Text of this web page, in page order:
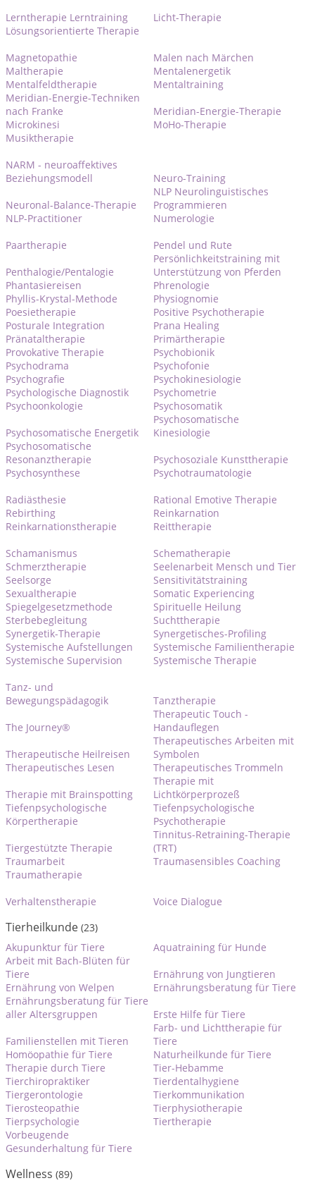
Lerntherapie Lerntraining
Licht-Therapie
Lösungsorientierte Therapie
Magnetopathie
Malen nach Märchen
Maltherapie
Mentalenergetik
Mentalfeldtherapie
Mentaltraining
Meridian-Energie-Techniken
nach Franke
Meridian-Energie-Therapie
Microkinesi
MoHo-Therapie
Musiktherapie
NARM - neuroaffektives
Beziehungsmodell
Neuro-Training
Neuronal-Balance-Therapie
NLP Neurolinguistisches
Programmieren
NLP-Practitioner
Numerologie
Paartherapie
Pendel und Rute
Penthalogie/Pentalogie
Persönlichkeitstraining mit
Unterstützung von Pferden
Phantasiereisen
Phrenologie
Phyllis-Krystal-Methode
Physiognomie
Poesietherapie
Positive Psychotherapie
Posturale Integration
Prana Healing
Pränataltherapie
Primärtherapie
Provokative Therapie
Psychobionik
Psychodrama
Psychofonie
Psychografie
Psychokinesiologie
Psychologische Diagnostik
Psychometrie
Psychoonkologie
Psychosomatik
Psychosomatische Energetik
Psychosomatische
Kinesiologie
Psychosomatische
Resonanztherapie
Psychosoziale Kunsttherapie
Psychosynthese
Psychotraumatologie
Radiästhesie
Rational Emotive Therapie
Rebirthing
Reinkarnation
Reinkarnationstherapie
Reittherapie
Schamanismus
Schematherapie
Schmerztherapie
Seelenarbeit Mensch und Tier
Seelsorge
Sensitivitätstraining
Sexualtherapie
Somatic Experiencing
Spiegelgesetzmethode
Spirituelle Heilung
Sterbebegleitung
Suchttherapie
Synergetik-Therapie
Synergetisches-Profiling
Systemische Aufstellungen
Systemische Familientherapie
Systemische Supervision
Systemische Therapie
Tanz- und
Bewegungspädagogik
Tanztherapie
The Journey®
Therapeutic Touch -
Handauflegen
Therapeutische Heilreisen
Therapeutisches Arbeiten mit
Symbolen
Therapeutisches Lesen
Therapeutisches Trommeln
Therapie mit Brainspotting
Therapie mit
Lichtkörperprozeß
Tiefenpsychologische
Körpertherapie
Tiefenpsychologische
Psychotherapie
Tiergestützte Therapie
Tinnitus-Retraining-Therapie
(TRT)
Traumarbeit
Traumasensibles Coaching
Traumatherapie
Verhaltenstherapie
Voice Dialogue
Tierheilkunde (23)
Akupunktur für Tiere
Aquatraining für Hunde
Arbeit mit Bach-Blüten für
Tiere
Ernährung von Jungtieren
Ernährung von Welpen
Ernährungsberatung für Tiere
Ernährungsberatung für Tiere
aller Altersgruppen
Erste Hilfe für Tiere
Familienstellen mit Tieren
Farb- und Lichttherapie für
Tiere
Homöopathie für Tiere
Naturheilkunde für Tiere
Therapie durch Tiere
Tier-Hebamme
Tierchiropraktiker
Tierdentalhygiene
Tiergerontologie
Tierkommunikation
Tierosteopathie
Tierphysiotherapie
Tierpsychologie
Tiertherapie
Vorbeugende
Gesunderhaltung für Tiere
Wellness (89)